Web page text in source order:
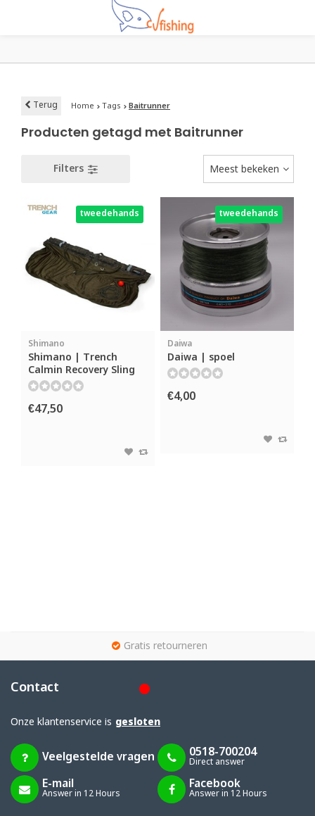
Terug Home Tags Baitrunner
Producten getagd met Baitrunner
Filters Meest bekeken
tweedehands
Shimano
Shimano | Trench
Calmin Recovery Sling
€47,50
tweedehands
Daiwa
Daiwa | spoel
€4,00
Gratis retourneren
Contact
Onze klantenservice is gesloten
Veelgestelde vragen 0518-700204
Direct answer
E-mail
Answer in 12 Hours
Facebook
Answer in 12 Hours